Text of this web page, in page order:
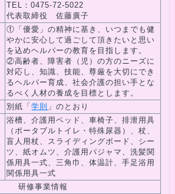
TEL：0475-72-5022
代表取締役 佐藤廣子
①「優愛」の精神に基き、いつまでも健
やかに安心して過ごして頂きたいと思い
を込めヘルパーの教育を目指します。
②高齢者、障害者（児）の方のニーズに
対応し、知識、技能、尊厳を大切にでき
るヘルパー育成、社会介護の担い手とな
るべく人材の養成を目標とします。
別紙「学則 」のとおり
浴槽、介護用ベッド、車椅子、排泄用具
（ポータブルトイレ・特殊尿器）、杖、
盲人用杖、スライディングボード、シー
ツ、紙オムツ、介護用パジャマ、洗髪関
係用具一式、三角巾、体温計、手足浴用
関係用具一式
研修事業情報